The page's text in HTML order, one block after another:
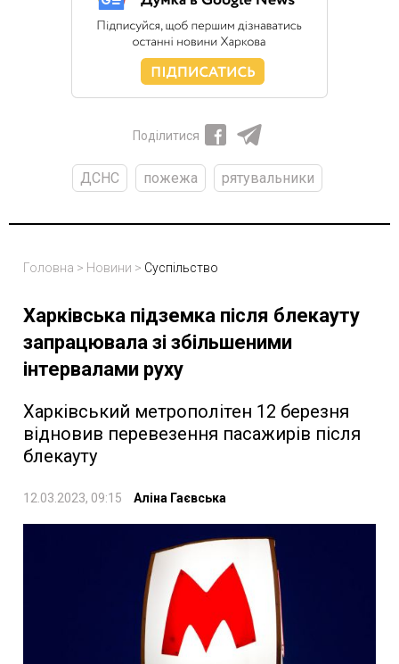
Поділитися
ДСНС пожежа рятувальники
Головна > Новини > Суспільство
Харківська підземка після блекауту
запрацювала зі збільшеними
інтервалами руху
Харківський метрополітен 12 березня
відновив перевезення пасажирів після
блекауту
12.03.2023, 09:15 Аліна Гаєвська